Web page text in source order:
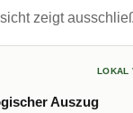
zeigt
LOKAL
Auszug